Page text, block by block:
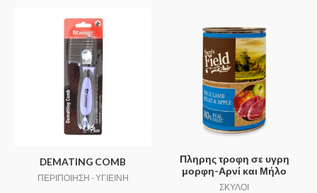
DEMATING COMB
ΠΕΡΙΠΟΙΗΣΗ - ΥΓΙΕΙΝΗ
Πληρης τροφη σε υγρη
μορφη-Αρνί και Μήλο
ΣΚΥΛΟΙ